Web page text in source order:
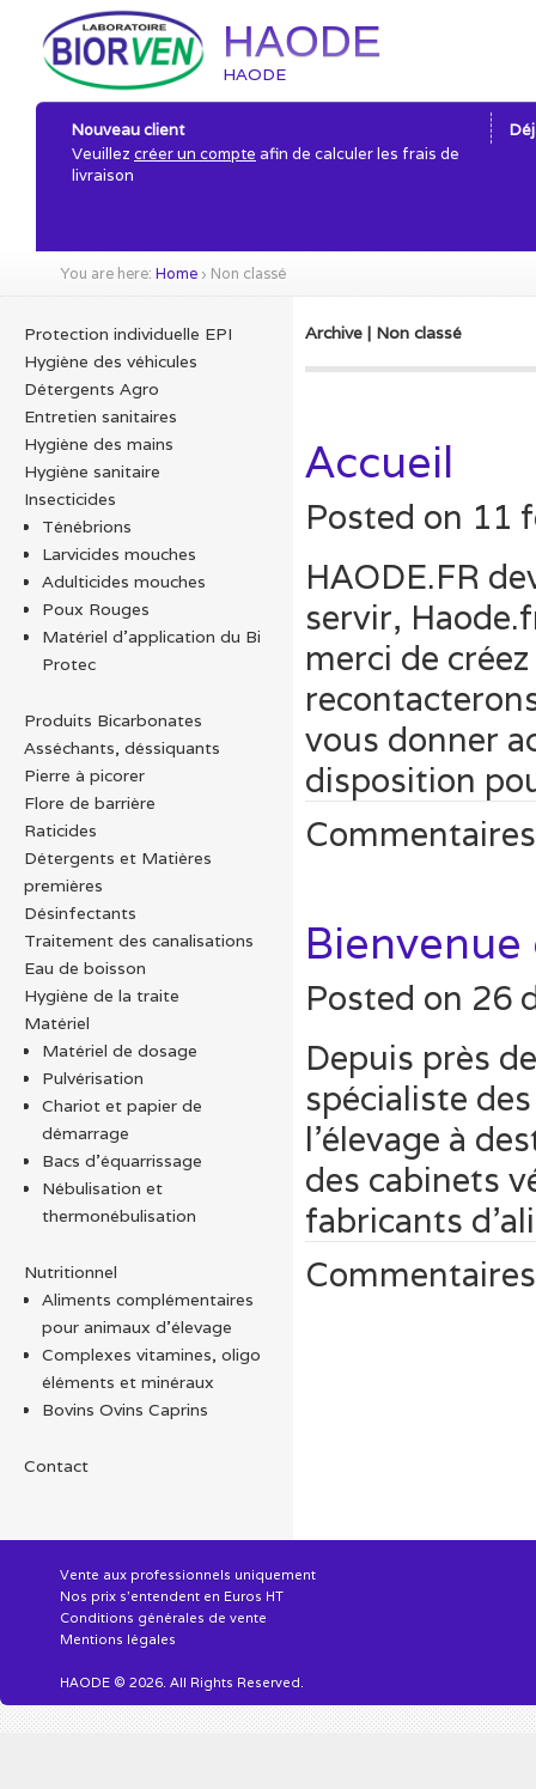
HAODE
HAODE
Nouveau client
Veuillez créer un compte afin de calculer les frais de
livraison
You are here: Home › Non classé
Archive | Non classé
Accueil
Posted on 11
HAODE.FR
servir,
merci de
vous donner
disposition
Bienvenue
Posted on 26
Depuis près
spécialiste
l’élevage à
des cabinets
fabricants
Protection individuelle EPI
Hygiène des véhicules
Détergents Agro
Entretien sanitaires
Hygiène des mains
Hygiène sanitaire
Insecticides
Ténébrions
Larvicides mouches
Adulticides mouches
Poux Rouges
Matériel d’application du Bi
Protec
Produits Bicarbonates
Asséchants, déssiquants
Pierre à picorer
Flore de barrière
Raticides
Détergents et Matières
premières
Désinfectants
Traitement des canalisations
Eau de boisson
Hygiène de la traite
Matériel
Matériel de dosage
Pulvérisation
Chariot et papier de
démarrage
Bacs d'équarrissage
Nébulisation et
thermonébulisation
Nutritionnel
Aliments complémentaires
pour animaux d'élevage
Complexes vitamines, oligo
éléments et minéraux
Bovins Ovins Caprins
Contact
Vente aux professionnels uniquement
Nos prix s'entendent en Euros HT
Conditions générales de vente
Mentions légales
HAODE © 2026. All Rights Reserved.